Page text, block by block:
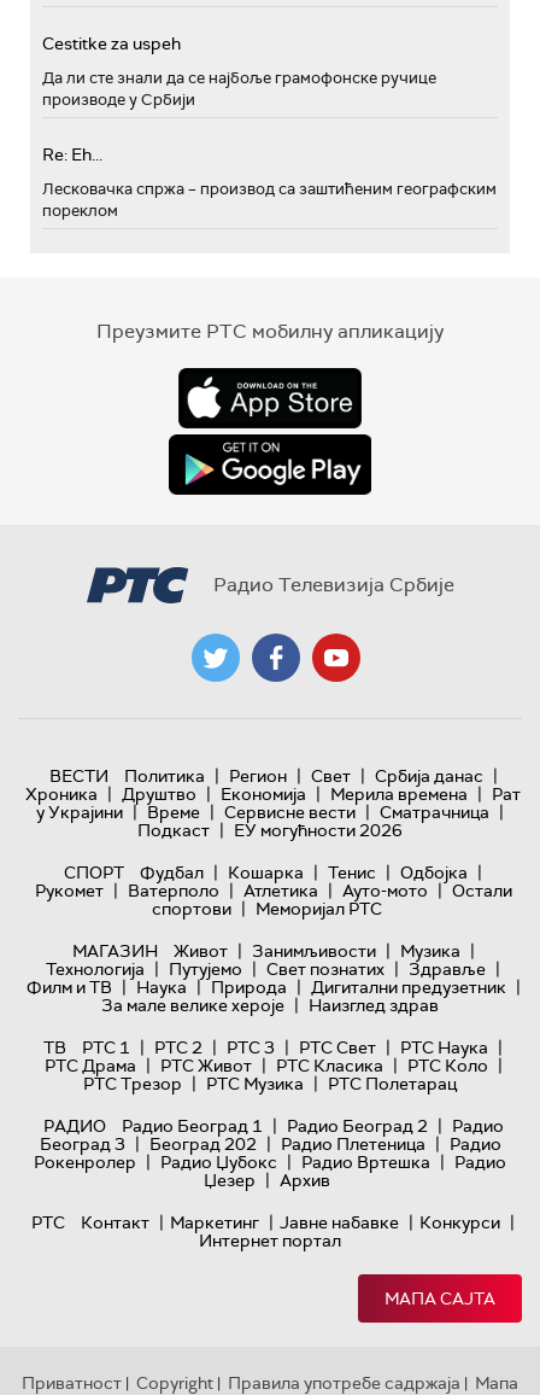
Cestitke za uspeh
Да ли сте знали да се најбоље грамофонске ручице
производе у Србији
Re: Eh...
Лесковачка спржа – производ са заштићеним географским
пореклом
Преузмите РТС мобилну апликацију
Радио Телевизија Србије
ВЕСТИ Политика | Регион | Свет | Србија данас |
Хроника | Друштво | Економија | Мерила времена | Рат
у Украјини | Време | Сервисне вести | Сматрачница |
Подкаст | ЕУ могућности 2026
СПОРТ
Фудбал | Кошарка | Тенис | Одбојка |
Рукомет | Ватерполо | Атлетика | Ауто-мото | Остали
спортови | Меморијал РТС
МАГАЗИН
Живот | Занимљивости | Музика |
Технологијa | Путујемо | Свет познатих | Здравље |
Филм и ТВ | Наука | Природа | Дигитални предузетник |
За мале велике хероје | Наизглед здрав
ТВ
РТС 1 | РТС 2 | РТС 3 | РТС Свет | РТС Наука |
РТС Драма | РТС Живот | РТС Класика | РТС Коло |
РТС Трезор | РТС Музика | РТС Полетарац
РАДИО
Радио Београд 1 | Радио Београд 2 | Радио
Београд 3 | Београд 202 | Радио Плетеница | Радио
Рокенролер | Радио Џубокс | Радио Вртешка | Радио
Џезер | Архив
РТС
Контакт | Маркетинг | Јавне набавке | Конкурси |
Интернет портал
МАПА САЈТА
Приватност | Copyright | Правила употребе садржаја | Мапа